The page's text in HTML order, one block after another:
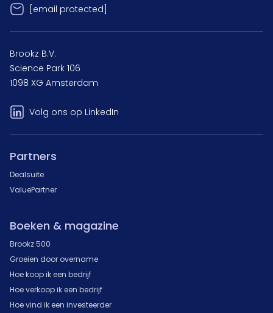
[email protected]
Brookz B.V.
Science Park 106
1098 XG Amsterdam
Volg ons op LinkedIn
Partners
Dealsuite
ValuePartner
Boeken & magazine
Brookz 500
Groeien door overname
Hoe koop ik een bedrijf
Hoe verkoop ik een bedrijf
Hoe vind ik een investeerder